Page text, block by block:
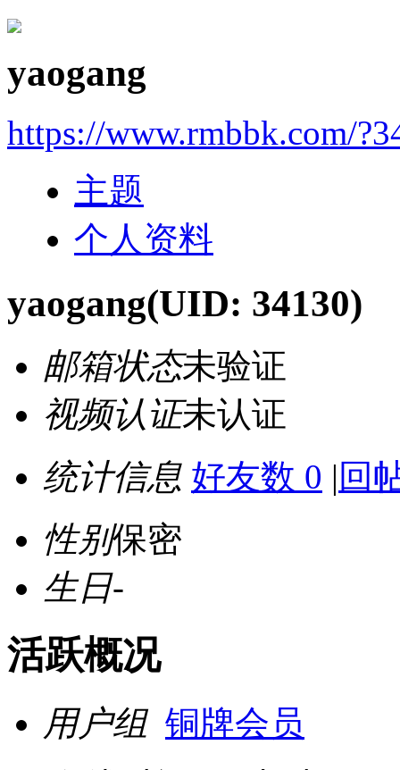
yaogang
https://www.rmbbk.com/
主题
个人资料
yaogang(UID: 34130)
邮箱状态未验证
视频认证未认证
统计信息 好友数 0 | 回
性别保密
生日-
活跃概况
用户组 铜牌会员